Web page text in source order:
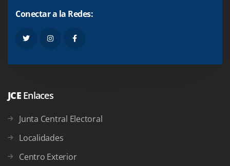
Conectar a la Redes:
JCE Enlaces
Junta Central Electoral
Localidades
Centro Exterior